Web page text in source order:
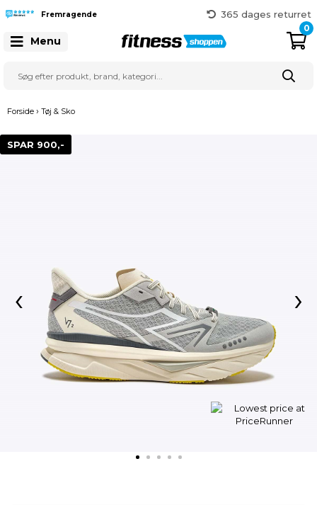
365 dages returret
Gratis fragt over 999 kr.
41 128 128
Fremragende
Menu
0
Forside › Tøj & Sko
SPAR 900,-
‹ ›